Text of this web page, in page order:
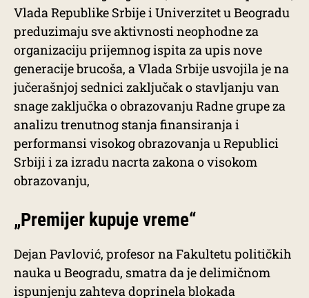
Vlada Republike Srbije i Univerzitet u Beogradu
preduzimaju sve aktivnosti neophodne za
organizaciju prijemnog ispita za upis nove
generacije brucoša, a Vlada Srbije usvojila je na
jučerašnjoj sednici zaključak o stavljanju van
snage zaključka o obrazovanju Radne grupe za
analizu trenutnog stanja finansiranja i
performansi visokog obrazovanja u Republici
Srbiji i za izradu nacrta zakona o visokom
obrazovanju,
„Premijer kupuje vreme“
Dejan Pavlović, profesor na Fakultetu političkih
nauka u Beogradu, smatra da je delimičnom
ispunjenju zahteva doprinela blokada